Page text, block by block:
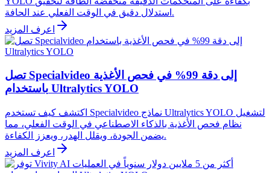
استدلال دقيق في الوقت الفعلي عند الحافة.
اعرف المزيد
تصل Specialvideo إلى دقة 99% في فحص الأغذية
باستخدام Ultralytics YOLO
اكتشف كيف تستخدم Specialvideo نماذج Ultralytics YOLO لتشغيل
نظام فحص الأغذية بالذكاء الاصطناعي في الوقت الفعلي، مما
يضمن الجودة، ويقلل الهدر، ويعزز الكفاءة.
اعرف المزيد